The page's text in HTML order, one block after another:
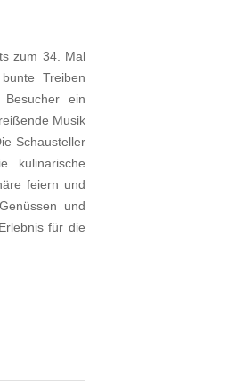
zum 34. Mal
Treiben
ein
Musik
Schausteller
kulinarische
feiern und
und
für die